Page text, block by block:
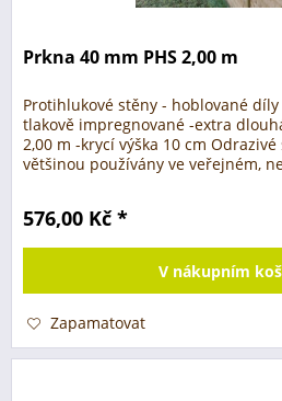
Prkna 40 mm PHS 2,00 m
Protihlukové stěny - hoblované
tlakově impregnované -extra
2,00 m -krycí výška 10 cm
většinou používány ve veřejném,
576,00 Kč *
V nákupním
Zapamatovat